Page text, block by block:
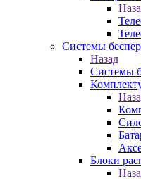
Системы
Назад
Системы
Блоки